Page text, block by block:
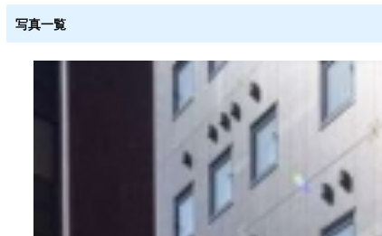
写真一覧